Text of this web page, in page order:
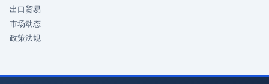
出口贸易
市场动态
政策法规